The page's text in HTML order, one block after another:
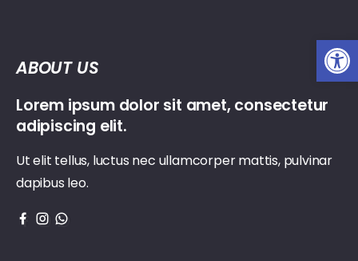
ABOUT US
Lorem ipsum dolor sit amet, consectetur
adipiscing elit.
Ut elit tellus, luctus nec ullamcorper mattis, pulvinar
dapibus leo.